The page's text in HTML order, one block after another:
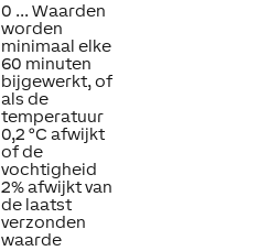
0 ... Waarden
worden
minimaal elke
60 minuten
bijgewerkt, of
als de
temperatuur
0,2 °C afwijkt
of de
vochtigheid
2% afwijkt van
de laatst
verzonden
waarde